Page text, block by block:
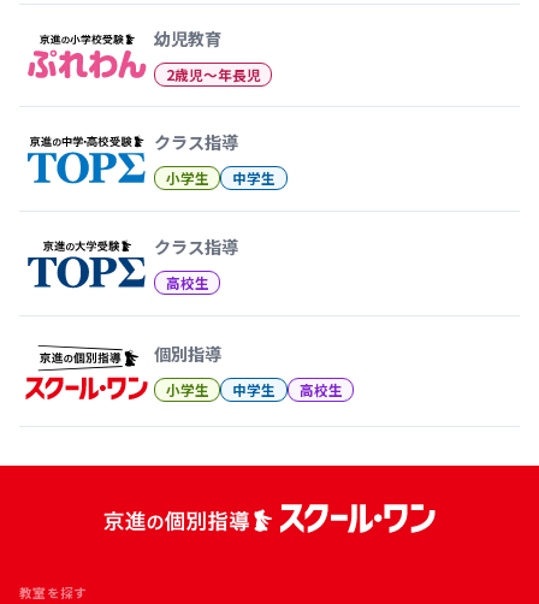
幼児教育
2歳児〜年長児
クラス指導
小学生 中学生
クラス指導
高校生
個別指導
小学生 中学生 高校生
教室を探す